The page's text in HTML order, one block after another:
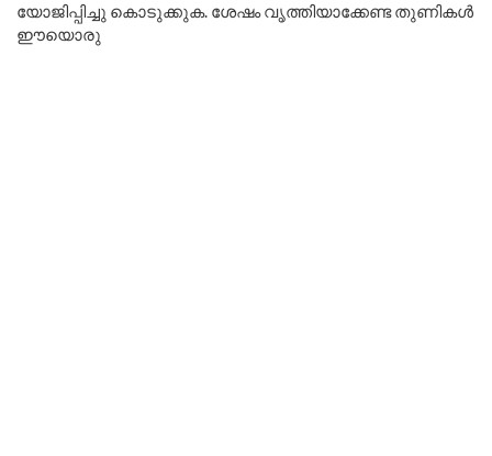
യോജിപ്പിച്ചു കൊടുക്കുക. ശേഷം വൃത്തിയാക്കേണ്ട തുണികൾ
ഈയൊരു